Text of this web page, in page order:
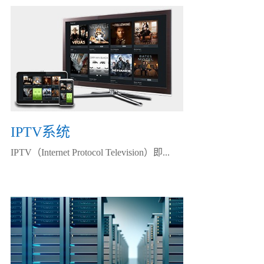
IPTV系统
IPTV（Internet Protocol Television）即...